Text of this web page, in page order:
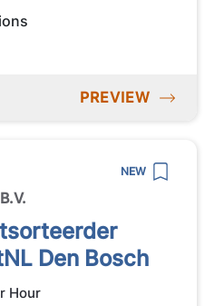
PREVIEW
NEW
Den Bosch
Hour